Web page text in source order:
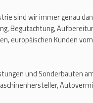
sind wir immer genau
Begutachtung,
europäischen Kunden
und Sonderbauten